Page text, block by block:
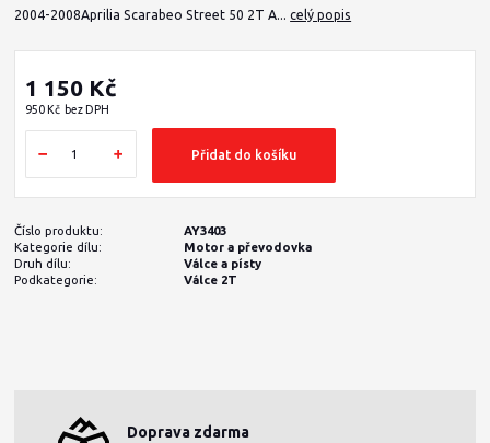
2004-2008Aprilia Scarabeo Street 50 2T A...celý popis
1 150 Kč
950 Kč bez DPH
Přidat do košíku
Číslo produktu:
AY3403
Kategorie dílu:
Motor a převodovka
Druh dílu:
Válce a písty
Podkategorie:
Válce 2T
Doprava zdarma